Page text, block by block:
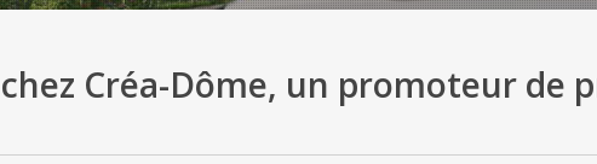
Créa-Dôme, un promoteur de